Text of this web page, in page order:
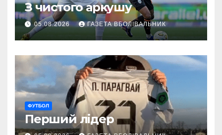
З чистого аркушу
05.08.2026 ГАЗЕТА ВБОЛІВАЛЬНИК
ФУТБОЛ
Перший лідер